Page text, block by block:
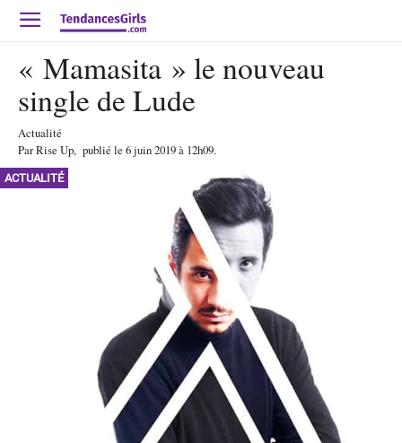
« Mamasita » le nouveau
single de Lude
Actualité
ParRise Up, publié le 6 juin 2019à 12h09.
ACTUALITÉ